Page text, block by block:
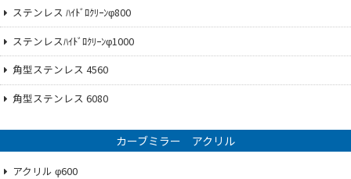
ステンレス ﾊｲﾄﾞﾛｸﾘｰﾝφ800
ステンレスﾊｲﾄﾞﾛｸﾘｰﾝφ1000
角型ステンレス 4560
角型ステンレス 6080
カーブミラー アクリル
アクリル φ600